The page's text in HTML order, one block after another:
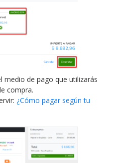
medio de pago que utilizarás
compra.
¿Cómo pagar según tu